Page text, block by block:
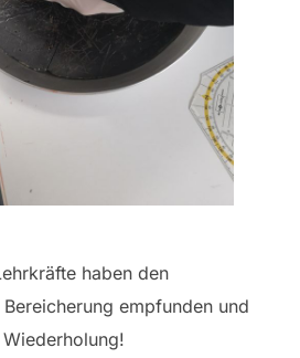
haben den
empfunden und